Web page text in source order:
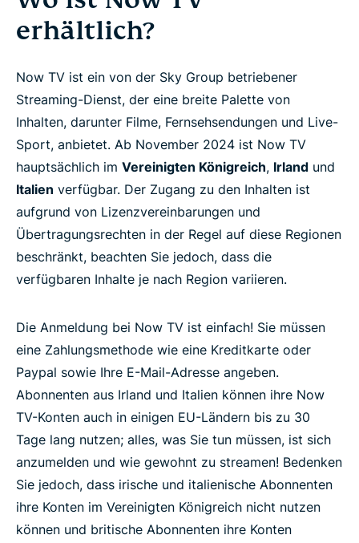
erhältlich?
Now TV ist ein von der Sky Group betriebener
Streaming-Dienst, der eine breite Palette von
Inhalten, darunter Filme, Fernsehsendungen und Live-
Sport, anbietet. Ab November 2024 ist Now TV
hauptsächlich im Vereinigten Königreich, Irland und
Italien verfügbar. Der Zugang zu den Inhalten ist
aufgrund von Lizenzvereinbarungen und
Übertragungsrechten in der Regel auf diese Regionen
beschränkt, beachten Sie jedoch, dass die
verfügbaren Inhalte je nach Region variieren.
Die Anmeldung bei Now TV ist einfach! Sie müssen
eine Zahlungsmethode wie eine Kreditkarte oder
Paypal sowie Ihre E-Mail-Adresse angeben.
Abonnenten aus Irland und Italien können ihre Now
TV-Konten auch in einigen EU-Ländern bis zu 30
Tage lang nutzen; alles, was Sie tun müssen, ist sich
anzumelden und wie gewohnt zu streamen! Bedenken
Sie jedoch, dass irische und italienische Abonnenten
ihre Konten im Vereinigten Königreich nicht nutzen
können und britische Abonnenten ihre Konten